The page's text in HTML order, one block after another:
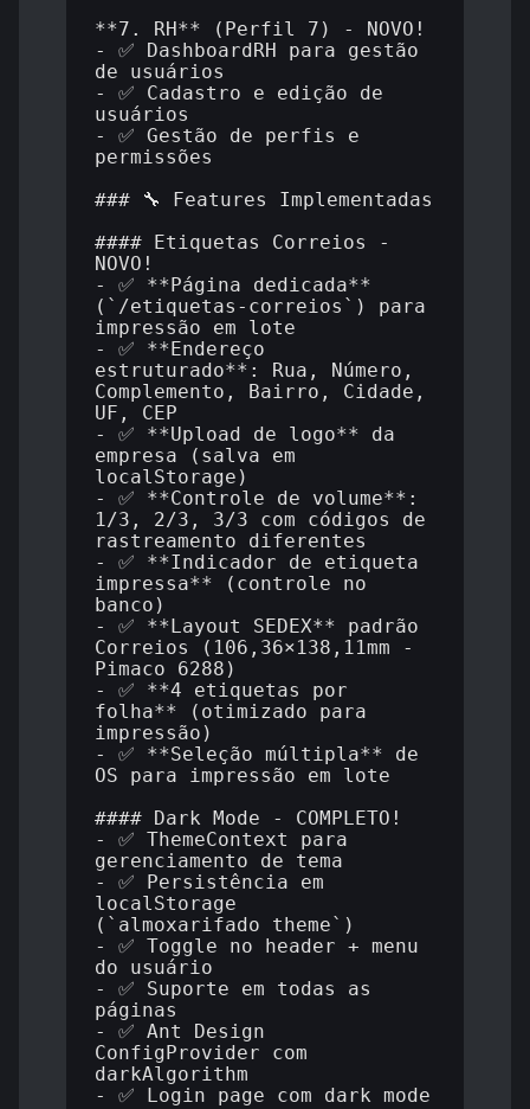
**7. RH** (Perfil 7) - NOVO!
- ✅ DashboardRH para gestão
de usuários
- ✅ Cadastro e edição de
usuários
- ✅ Gestão de perfis e
permissões
### 🔧 Features Implementadas
#### Etiquetas Correios -
NOVO!
- ✅ **Página dedicada**
(`/etiquetas-correios`) para
impressão em lote
- ✅ **Endereço
estruturado**: Rua, Número,
Complemento, Bairro, Cidade,
UF, CEP
- ✅ **Upload de logo** da
empresa (salva em
localStorage)
- ✅ **Controle de volume**:
1/3, 2/3, 3/3 com códigos de
rastreamento diferentes
- ✅ **Indicador de etiqueta
impressa** (controle no
banco)
- ✅ **Layout SEDEX** padrão
Correios (106,36×138,11mm -
Pimaco 6288)
- ✅ **4 etiquetas por
folha** (otimizado para
impressão)
- ✅ **Seleção múltipla** de
OS para impressão em lote
#### Dark Mode - COMPLETO!
- ✅ ThemeContext para
gerenciamento de tema
- ✅ Persistência em
localStorage
(`almoxarifado_theme`)
- ✅ Toggle no header + menu
do usuário
- ✅ Suporte em todas as
páginas
- ✅ Ant Design
ConfigProvider com
darkAlgorithm
- ✅ Login page com dark mode